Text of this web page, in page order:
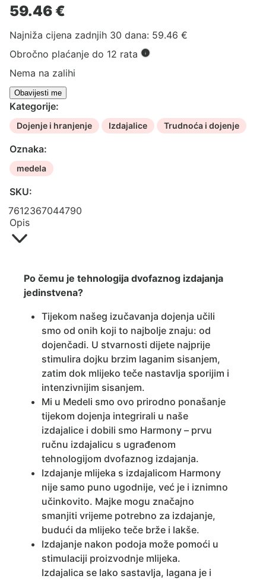
59.46 €
Najniža cijena zadnjih 30 dana: 59.46 €
Obročno plaćanje do 12 rata
Nema na zalihi
Kategorije:
Dojenje i hranjenje Izdajalice Trudnoća i dojenje
Oznaka:
medela
SKU:
7612367044790
Opis
Po čemu je tehnologija dvofaznog izdajanja
jedinstvena?
Tijekom našeg izučavanja dojenja učili
smo od onih koji to najbolje znaju: od
dojenčadi. U stvarnosti dijete najprije
stimulira dojku brzim laganim sisanjem,
zatim dok mlijeko teče nastavlja sporijim i
intenzivnijim sisanjem.
Mi u Medeli smo ovo prirodno ponašanje
tijekom dojenja integrirali u naše
izdajalice i dobili smo Harmony – prvu
ručnu izdajalicu s ugrađenom
tehnologijom dvofaznog izdajanja.
Izdajanje mlijeka s izdajalicom Harmony
nije samo puno ugodnije, već je i iznimno
učinkovito. Majke mogu značajno
smanjiti vrijeme potrebno za izdajanje,
budući da mlijeko teče brže i lakše.
Izdajanje nakon podoja može pomoći u
stimulaciji proizvodnje mlijeka.
Izdajalica se lako sastavlja, lagana je i